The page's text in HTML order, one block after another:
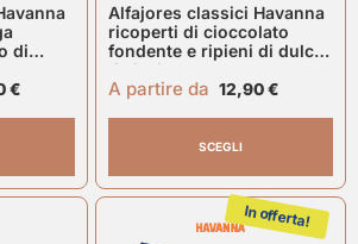
di
€
Alfajores classici Havanna
ricoperti di cioccolato
fondente e ripieni di dulce
de leche
A partire da 12,90€
SCEGLI
In offerta!